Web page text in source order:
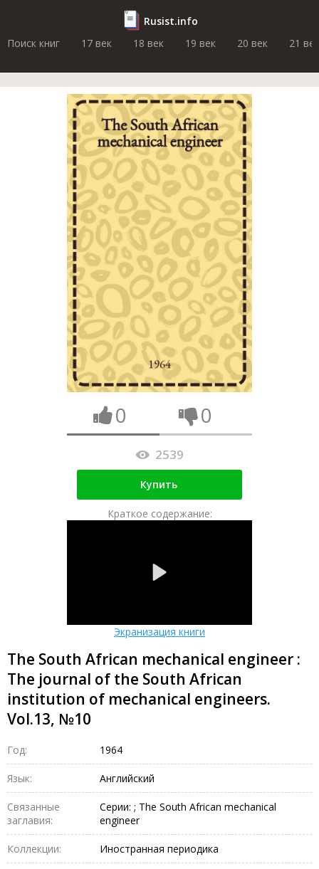
Rusist.info
Поиск книг
17 век 18 век 19 век 20 век 21 век
0 0
2539
Купить
Краткое содержание:
Экранизация книги
The South African mechanical engineer :
The journal of the South African
institution of mechanical engineers.
Vol.13, №10
Год: 1964
Язык: Английский
Связанные
заглавия:
Серии: ; The South African mechanical
engineer
Коллекции: Иностранная периодика